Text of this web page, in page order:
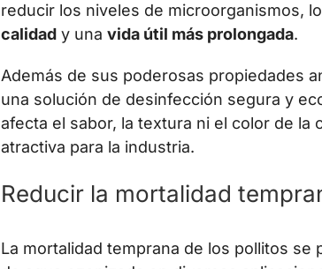
reducir los niveles de microorganismos,
calidady una vida útil más prolongada.
Además de sus poderosas propiedades
una solución de desinfección segura y
afecta el sabor, la textura ni el color de la
atractiva para la industria.
Reducir la mortalidad
La mortalidad temprana de los pollitos